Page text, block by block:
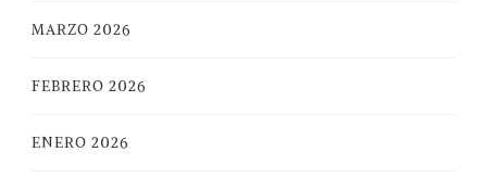
MARZO 2026
FEBRERO 2026
ENERO 2026